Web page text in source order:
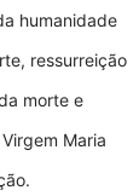
humanidade
ressurreição
morte e
Maria